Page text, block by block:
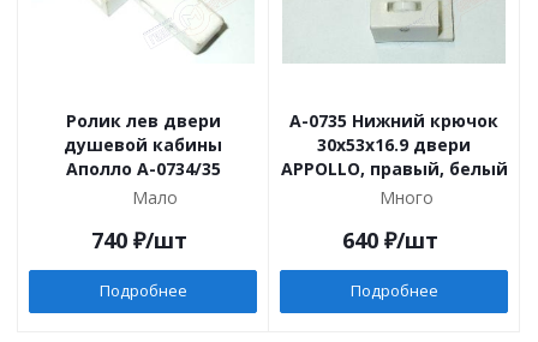
Ролик лев двери
душевой кабины
Аполло A-0734/35
Мало
740₽/шт
Подробнее
A-0735 Нижний крючок
30х53х16.9 двери
APPOLLO, правый, белый
Много
640₽/шт
Подробнее